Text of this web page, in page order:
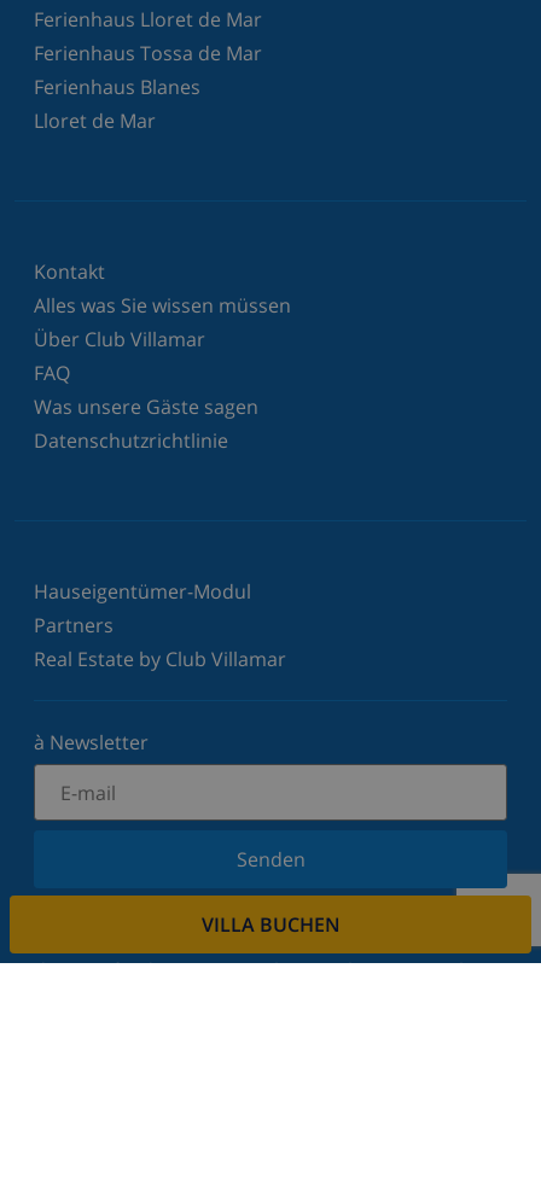
VILLA BUCHEN
Ferienhaus Lloret de Mar
Ferienhaus Tossa de Mar
Ferienhaus Blanes
Lloret de Mar
Kontakt
Alles was Sie wissen müssen
Über Club Villamar
FAQ
Was unsere Gäste sagen
Datenschutzrichtlinie
Hauseigentümer-Modul
Partners
Real Estate by Club Villamar
à Newsletter
Senden
Melden Sie sich für unseren Newsletter an und
dem Laufenden. Wir respektieren Ihre Privatsphäre.